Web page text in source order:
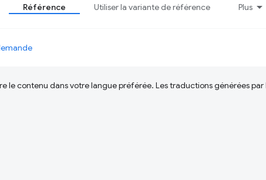
Référence Utiliser la variante de référence Plus
le contenu dans votre langue préférée. Les traductions générées